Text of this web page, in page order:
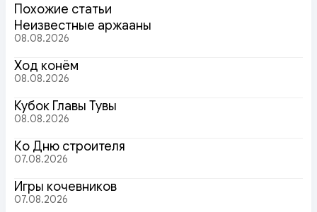
Похожие статьи
Неизвестные аржааны
08.08.2026
Ход конём
08.08.2026
Кубок Главы Тувы
08.08.2026
Ко Дню строителя
07.08.2026
Игры кочевников
07.08.2026